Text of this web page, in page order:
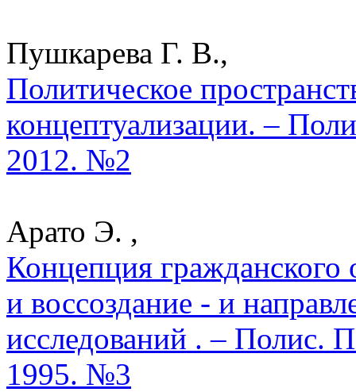
Пушкарева Г. В.,
Политическое
концептуализации. –
2012. №2
Арато Э. ,
Концепция
и воссоздание - и
исследований . – Полис.
1995. №3